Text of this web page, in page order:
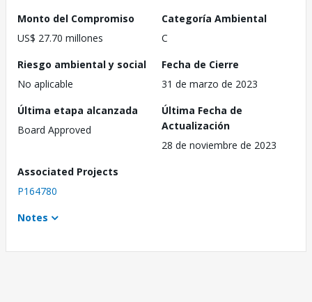
Monto del Compromiso
US$ 27.70 millones
Categoría Ambiental
C
Riesgo ambiental y social
No aplicable
Fecha de Cierre
31 de marzo de 2023
Última etapa alcanzada
Board Approved
Última Fecha de
Actualización
28 de noviembre de 2023
Associated Projects
P164780
Notes